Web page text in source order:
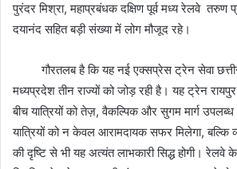
पुरंदर मिश्रा, महाप्रबंधक दक्षिण पूर्व मध्य रेलवे तरुण
दयानंद सहित बड़ी संख्या में लोग मौजूद रहे।
गौरतलब है कि यह नई एक्सप्रेस ट्रेन सेवा
मध्यप्रदेश तीन राज्यों को जोड़ रही है। यह ट्रेन
बीच यात्रियों को तेज़, वैकल्पिक और सुगम मार्ग
यात्रियों को न केवल आरामदायक सफर मिलेगा, बल्कि
की दृष्टि से भी यह अत्यंत लाभकारी सिद्ध होगी। रेलवे